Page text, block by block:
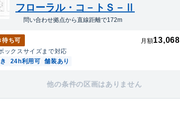
フローラル・コ－トＳ－Ⅱ
問い合わせ拠点から直線距離で172m
待ち可 月額13,068
ックスサイズまで対応
24h利用可 舗装あり
他の条件の区画はありません